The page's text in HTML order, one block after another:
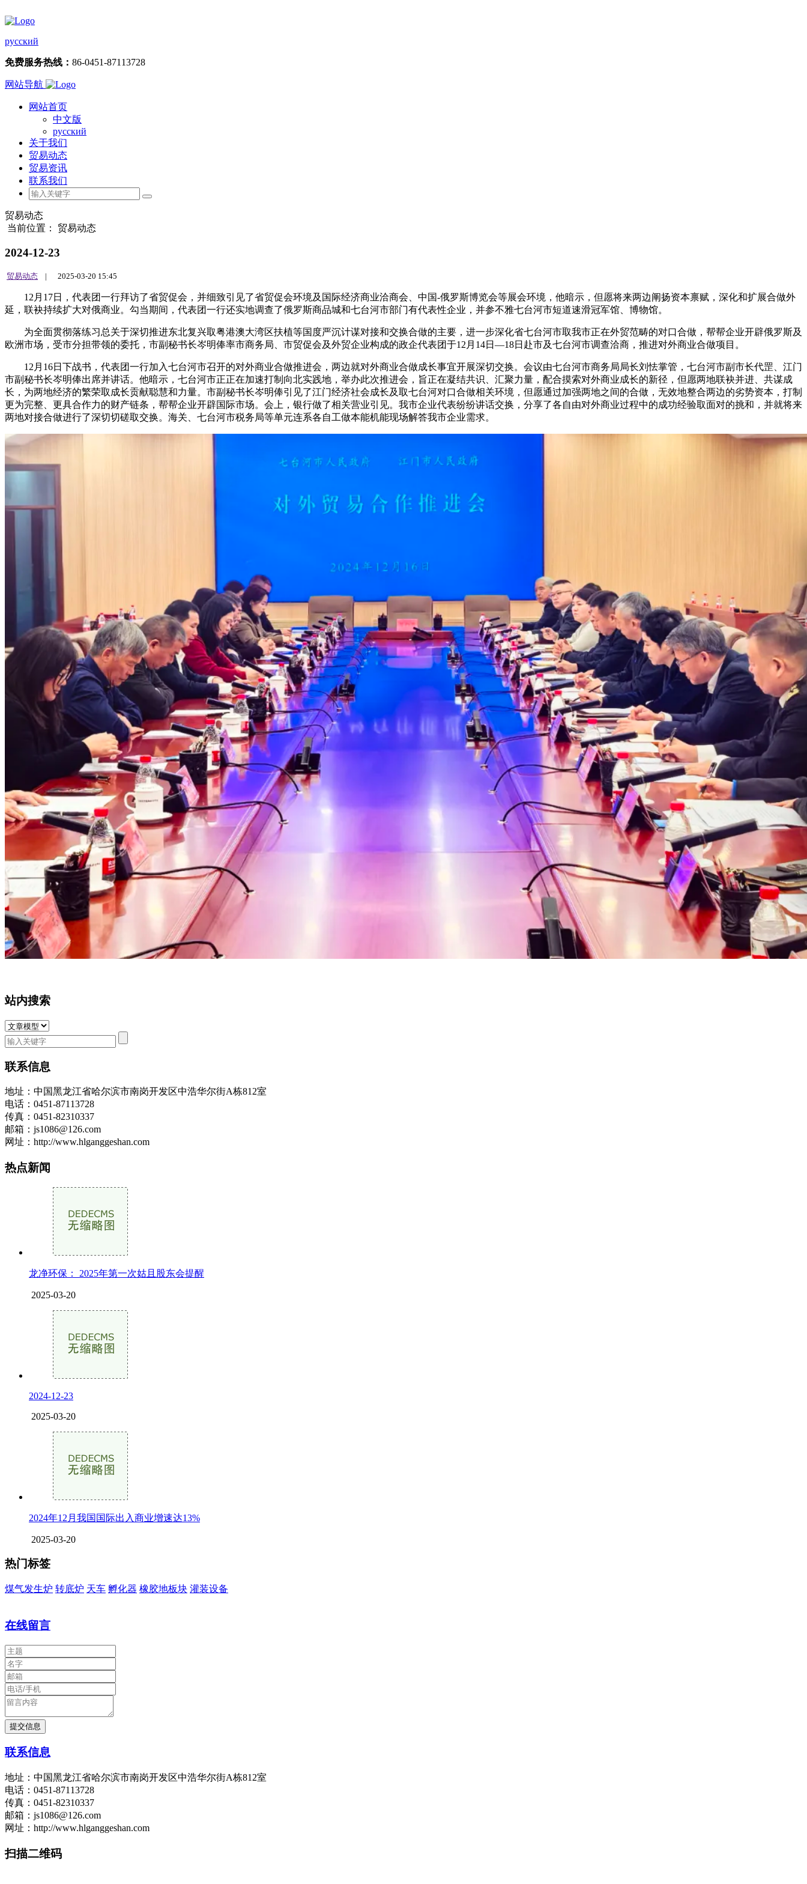
русский
免费服务热线： 86-0451-87113728
网站导航
网站首页
中文版
русский
关于我们
贸易动态
贸易资讯
联系我们
贸易动态
当前位置： 贸易动态
2024-12-23
贸易动态 | 2025-03-20 15:45
12月17日，代表团一行拜访了省贸促会，并细致引见了省贸促会环境及国际经济商业洽商会、中国-俄罗斯博览会等展会环境，他暗示，但愿将来两边阐扬资本禀赋，深化和扩展合做外
延，联袂持续扩大对俄商业。勾当期间，代表团一行还实地调查了俄罗斯商品城和七台河市部门有代表性企业，并参不雅七台河市短道速滑冠军馆、博物馆。
为全面贯彻落练习总关于深切推进东北复兴取粤港澳大湾区扶植等国度严沉计谋对接和交换合做的主要，进一步深化省七台河市取我市正在外贸范畴的对口合做，帮帮企业开辟俄罗斯及
欧洲市场，受市分担带领的委托，市副秘书长岑明俸率市商务局、市贸促会及外贸企业构成的政企代表团于12月14日—18日赴市及七台河市调查洽商，推进对外商业合做项目。
12月16日下战书，代表团一行加入七台河市召开的对外商业合做推进会，两边就对外商业合做成长事宜开展深切交换。会议由七台河市商务局局长刘怯掌管，七台河市副市长代罡、江门
市副秘书长岑明俸出席并讲话。他暗示，七台河市正正在加速打制向北实践地，举办此次推进会，旨正在凝结共识、汇聚力量，配合摸索对外商业成长的新径，但愿两地联袂并进、共谋成
长，为两地经济的繁荣取成长贡献聪慧和力量。市副秘书长岑明俸引见了江门经济社会成长及取七台河对口合做相关环境，但愿通过加强两地之间的合做，无效地整合两边的劣势资本，打制
更为完整、更具合作力的财产链条，帮帮企业开辟国际市场。会上，银行做了相关营业引见。我市企业代表纷纷讲话交换，分享了各自由对外商业过程中的成功经验取面对的挑和，并就将来
两地对接合做进行了深切切磋取交换。海关、七台河市税务局等单元连系各自工做本能机能现场解答我市企业需求。
站内搜索
联系信息
地址：中国黑龙江省哈尔滨市南岗开发区中浩华尔街A栋812室
电话：0451-87113728
传真：0451-82310337
邮箱：js1086@126.com
网址：http://www.hlganggeshan.com
热点新闻
龙净环保： 2025年第一次姑且股东会提醒
2025-03-20
2024-12-23
2025-03-20
2024年12月我国国际出入商业增速达13%
2025-03-20
热门标签
煤气发生炉 转底炉 天车 孵化器 橡胶地板块 灌装设备
在线留言
联系信息
地址：中国黑龙江省哈尔滨市南岗开发区中浩华尔街A栋812室
电话：0451-87113728
传真：0451-82310337
邮箱：js1086@126.com
网址：http://www.hlganggeshan.com
扫描二维码